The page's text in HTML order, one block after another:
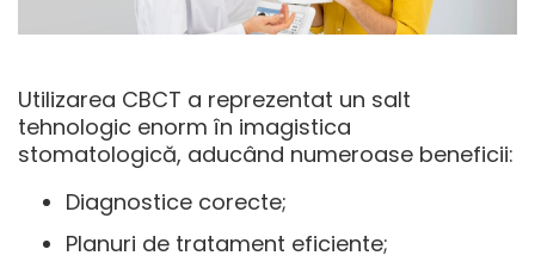
Utilizarea CBCT a reprezentat un salt
tehnologic enorm în imagistica
stomatologică, aducând numeroase beneficii:
Diagnostice corecte;
Planuri de tratament eficiente;